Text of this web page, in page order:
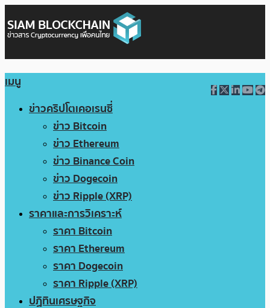
เมนู
ข่าวคริปโตเคอเรนซี่
ข่าว Bitcoin
ข่าว Ethereum
ข่าว Binance Coin
ข่าว Dogecoin
ข่าว Ripple (XRP)
ราคาและการวิเคราะห์
ราคา Bitcoin
ราคา Ethereum
ราคา Dogecoin
ราคา Ripple (XRP)
ปฏิทินเศรษฐกิจ